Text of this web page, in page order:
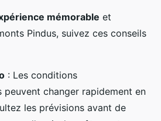
mémorable et
Pindus, suivez ces conseils
: Les conditions
peuvent changer rapidement en
les prévisions avant de